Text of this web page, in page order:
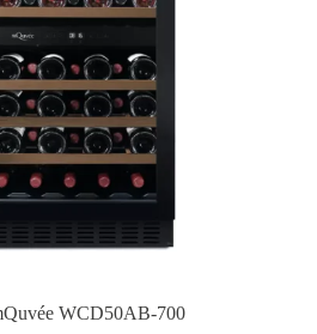
WCD50AB-700